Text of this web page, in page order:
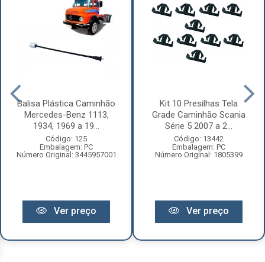
Balisa Plástica Caminhão
Mercedes-Benz 1113,
1934, 1969 a 19...
Código: 125
Embalagem: PC
Número Original: 3445957001
Ver preço
Kit 10 Presilhas Tela
Grade Caminhão Scania
Série 5 2007 a 2...
Código: 13442
Embalagem: PC
Número Original: 1805399
Ver preço